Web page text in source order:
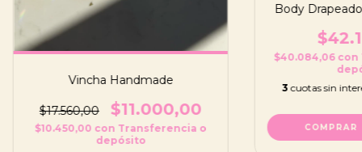
Vincha Handmade
$17.560,00 $11.000,00
$10.450,00 con Transferencia o
depósito
Body
$40.084,06 con
3 cuotas sin
COMPRAR